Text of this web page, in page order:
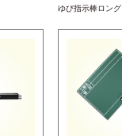
ゆび指示棒ロング